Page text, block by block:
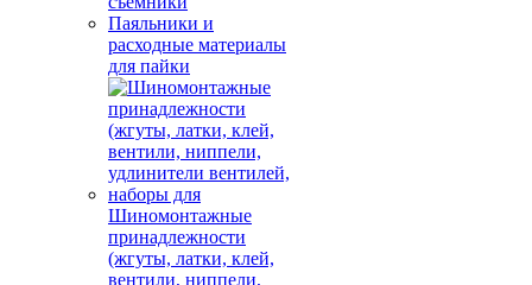
Паяльники и
расходные материалы
для пайки
Шиномонтажные
принадлежности
(жгуты, латки, клей,
вентили, ниппели,